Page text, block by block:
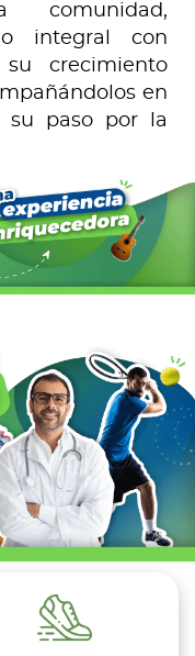
comunidad,
integral con
crecimiento
en
su paso por la